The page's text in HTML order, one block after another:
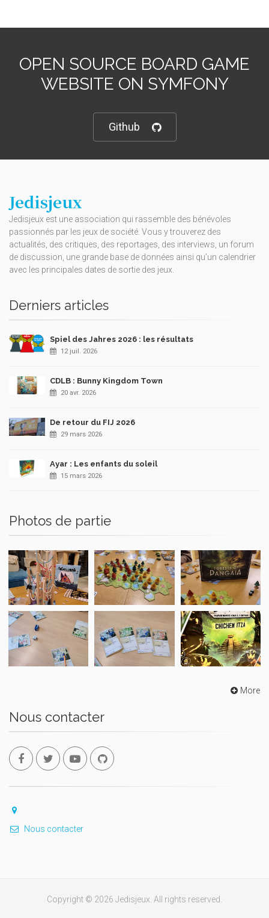
OPEN SOURCE BOARD GAME
WEBSITE ON SYMFONY
Github
Jedisjeux
Jedisjeux est une association qui rassemble des bénévoles
passionnés par les jeux de société. Vous y trouverez des
actualités, des critiques, des reportages, des interviews, un forum
de discussion, une grande base de données ainsi qu’un calendrier
avec les principales dates de sortie des jeux.
Derniers articles
Spiel des Jahres 2026 : les résultats
12 juil. 2026
CDLB : Bunny Kingdom Town
20 avr. 2026
De retour du FIJ 2026
29 mars 2026
Ayar : Les enfants du soleil
15 mars 2026
Photos de partie
More
Nous contacter
Nous contacter
Copyright © 2026 Jedisjeux. All rights reserved.